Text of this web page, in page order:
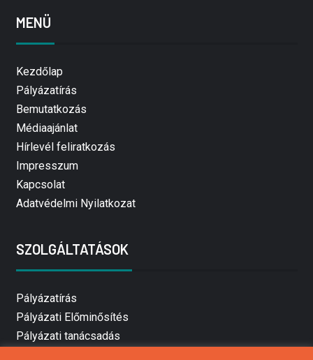
MENÜ
Kezdőlap
Pályázatírás
Bemutatkozás
Médiaajánlat
Hírlevél feliratkozás
Impresszum
Kapcsolat
Adatvédelmi Nyilatkozat
SZOLGÁLTATÁSOK
Pályázatírás
Pályázati Előminősítés
Pályázati tanácsadás